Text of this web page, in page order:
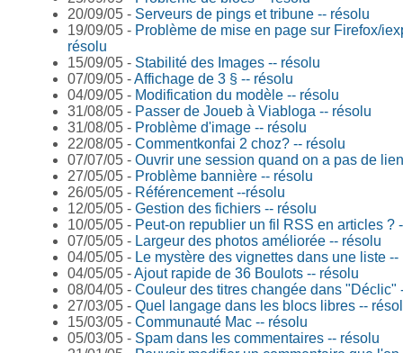
20/09/05 - Serveurs de pings et tribune -- résolu
19/09/05 - Problème de mise en page sur Firefox/
résolu
15/09/05 - Stabilité des Images -- résolu
07/09/05 -Affichage de 3 § -- résolu
04/09/05 - Modification du modèle -- résolu
31/08/05 - Passer de Joueb à Viabloga -- résolu
31/08/05 - Problème d'image -- résolu
22/08/05 - Commentkonfai 2 choz? -- résolu
07/07/05 - Ouvrir une session quand on a pas de
27/05/05 - Problème bannière -- résolu
26/05/05 - Référencement --résolu
12/05/05 - Gestion des fichiers -- résolu
10/05/05 - Peut-on republier un fil RSS en articles ?
07/05/05 - Largeur des photos améliorée -- résolu
04/05/05 - Le mystère des vignettes dans une liste --
04/05/05 -Ajout rapide de 36 Boulots -- résolu
08/04/05 - Couleur des titres changée dans "Déclic"
27/03/05 - Quel langage dans les blocs libres --
15/03/05 - Communauté Mac -- résolu
05/03/05 - Spam dans les commentaires -- résolu